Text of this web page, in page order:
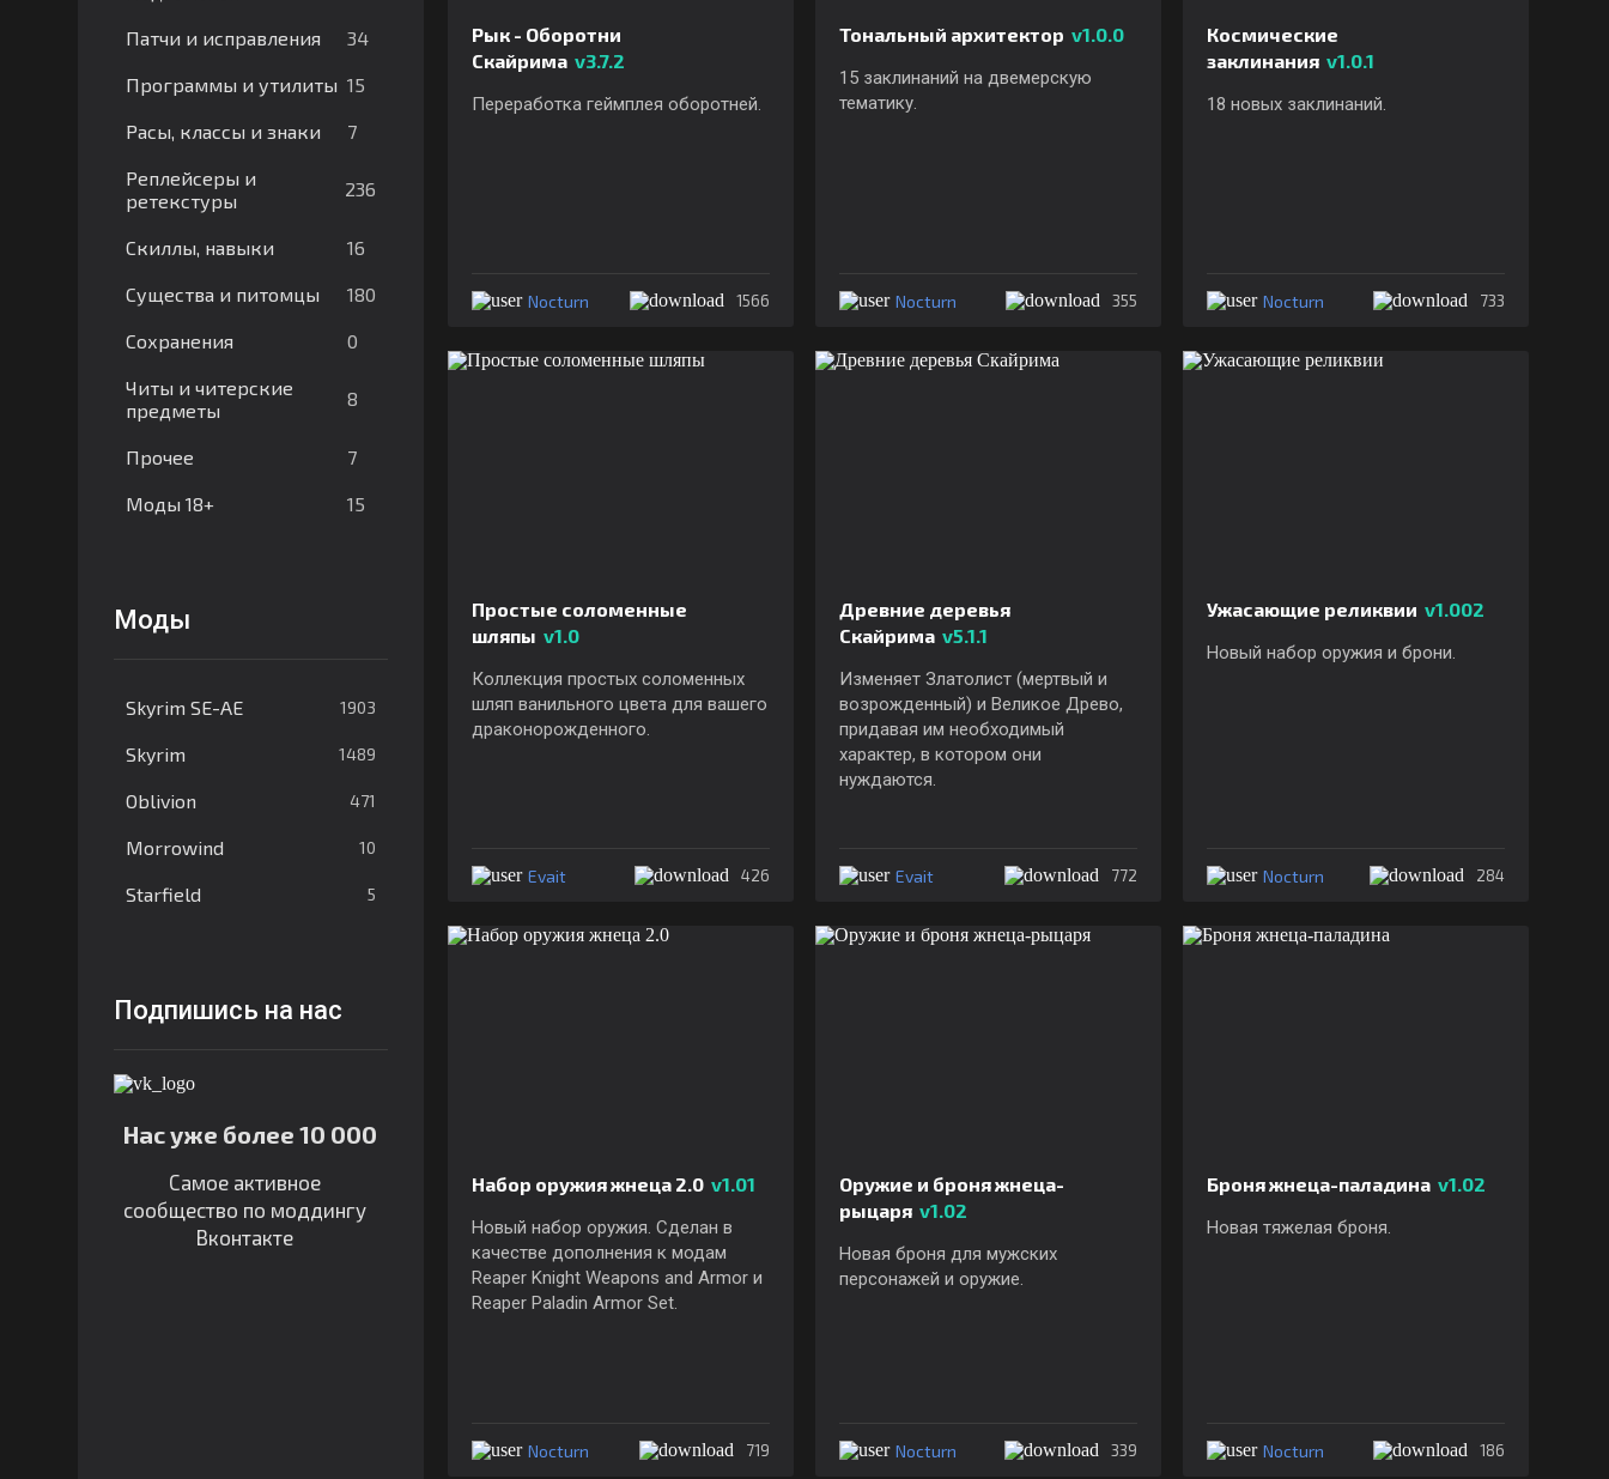
Патчи и исправления 34
Программы и утилиты 15
Расы, классы и знаки 7
Реплейсеры и
ретекстуры
236
Скиллы, навыки 16
Существа и питомцы 180
Сохранения 0
Читы и читерские
предметы
8
Прочее 7
Моды 18+ 15
Моды
Skyrim SE-AE 1903
Skyrim 1489
Oblivion 471
Morrowind 10
Starfield 5
Подпишись на нас
Нас уже более 10 000
Самое активное
сообщество по моддингу
Вконтакте
Рык - Оборотни
Скайрима v3.7.2
Переработка геймплея оборотней.
Nocturn 1566
Тональный архитектор v1.0.0
15 заклинаний на двемерскую
тематику.
Nocturn 355
Космические
заклинания v1.0.1
18 новых заклинаний.
Nocturn 733
Простые соломенные
шляпы v1.0
Коллекция простых соломенных
шляп ванильного цвета для вашего
драконорожденного.
Evait 426
Древние деревья
Скайрима v5.1.1
Изменяет Златолист (мертвый и
возрожденный) и Великое Древо,
придавая им необходимый
характер, в котором они
нуждаются.
Evait 772
Ужасающие реликвии v1.002
Новый набор оружия и брони.
Nocturn 284
Набор оружия жнеца 2.0 v1.01
Новый набор оружия. Сделан в
качестве дополнения к модам
Reaper Knight Weapons and Armor и
Reaper Paladin Armor Set.
Nocturn 719
Оружие и броня жнеца-
рыцаря v1.02
Новая броня для мужских
персонажей и оружие.
Nocturn 339
Броня жнеца-паладина v1.02
Новая тяжелая броня.
Nocturn 186